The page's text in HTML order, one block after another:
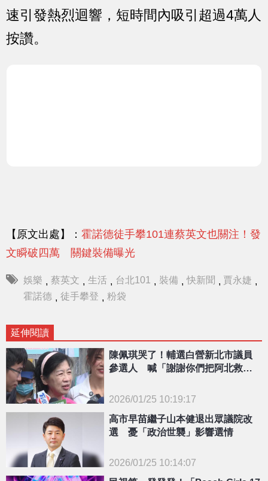
速引發熱烈迴響，短時間內吸引超過4萬人
按讚。
【原文出處】： 霍諾德徒手攀101連蔡英文也關注！發
文瞬破四萬 關鍵裝備曝光
娛樂 , 蔡英文 , 生活 , 台北101 , 裝備 , 快新聞 , 賈永婕 ,
霍諾德 , 徒手攀登 , 粉袋
延伸閱讀
{PLAYICON}
陳佩琪哭了！輔選白營新北市議員
參選人 喊「謝謝你們把阿北救出
2026/01/25 10:19:17
{PLAYICON}
高市早苗繼子山本健退出眾議院改
選 憂「政治世襲」影響選情
2026/01/25 10:14:07